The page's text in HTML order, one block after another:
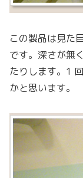
この製品は見た
です。深さが無
たりします。1
かと思います。